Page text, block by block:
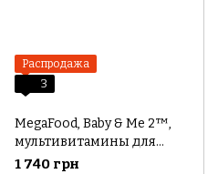
Распродажа
3
MegaFood, Baby & Me 2™,
мультивитамины для
беременных, 60 таблеток
1 740 грн